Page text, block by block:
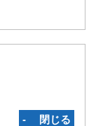
‐ 閉じる